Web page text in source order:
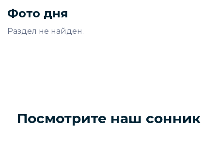
Фото дня
Раздел не найден.
Посмотрите наш сонник